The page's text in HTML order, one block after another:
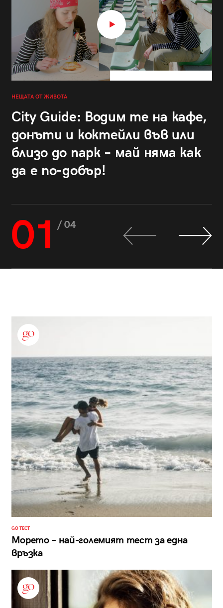
НЕЩАТА ОТ ЖИВОТА
City Guide: Водим те на кафе,
донъти и коктейли във или
близо до парк – май няма как
да е по-добър!
01 / 04
GO ТЕСТ
Морето – най-големият тест за една
връзка